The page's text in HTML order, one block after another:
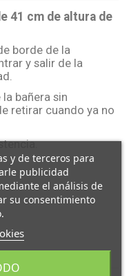
41 cm de altura de
borde de la
y salir de la
bañera sin
retirar cuando ya no
y de terceros para
publicidad
el análisis de
su consentimiento